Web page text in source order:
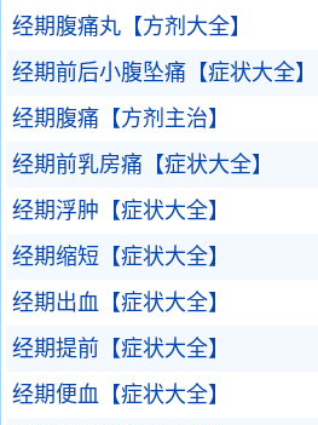
经期腹痛丸【方剂大全】
经期前后小腹坠痛【症状大全】
经期腹痛【方剂主治】
经期前乳房痛【症状大全】
经期浮肿【症状大全】
经期缩短【症状大全】
经期出血【症状大全】
经期提前【症状大全】
经期便血【症状大全】